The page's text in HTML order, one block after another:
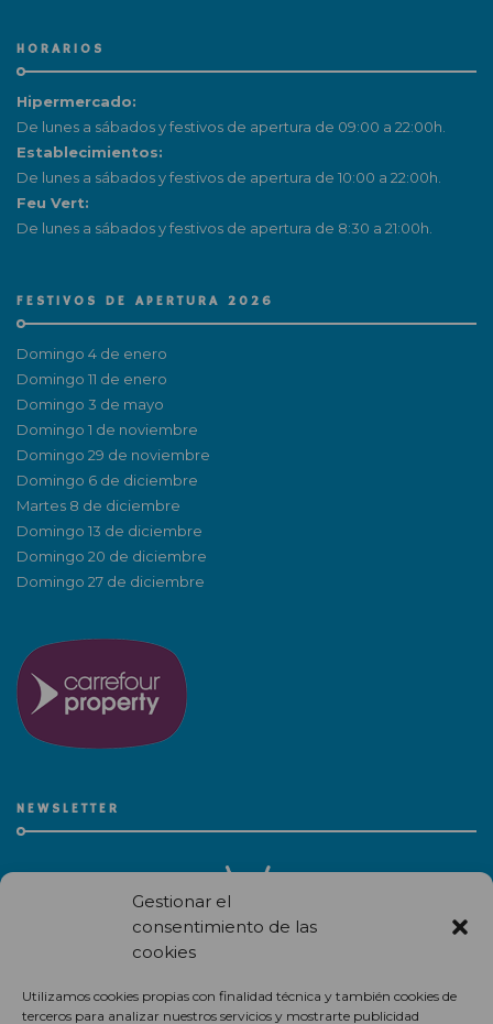
Gestionar el
consentimiento de las
cookies
Utilizamos cookies propias con finalidad técnica y también cookies de
terceros para analizar nuestros servicios y mostrarte publicidad
HORARIOS
Hipermercado:
De lunes a sábados y festivos de apertura de 09:00 a 22:00h.
Establecimientos:
De lunes a sábados y festivos de apertura de 10:00 a 22:00h.
Feu Vert:
De lunes a sábados y festivos de apertura de 8:30 a 21:00h.
FESTIVOS DE APERTURA 2026
Domingo 4 de enero
Domingo 11 de enero
Domingo 3 de mayo
Domingo 1 de noviembre
Domingo 29 de noviembre
Domingo 6 de diciembre
Martes 8 de diciembre
Domingo 13 de diciembre
Domingo 20 de diciembre
Domingo 27 de diciembre
NEWSLETTER
centro comercial.